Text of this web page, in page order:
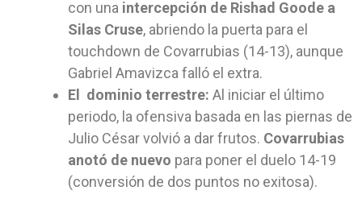
con una intercepción de Rishad Goode a
Silas Cruse, abriendo la puerta para el
touchdown de Covarrubias (14-13), aunque
Gabriel Amavizca falló el extra.
El
dominio terrestre: Al iniciar el último
periodo, la ofensiva basada en las piernas de
Julio César volvió a dar frutos. Covarrubias
anotó de nuevo para poner el duelo 14-19
(conversión de dos puntos no exitosa).